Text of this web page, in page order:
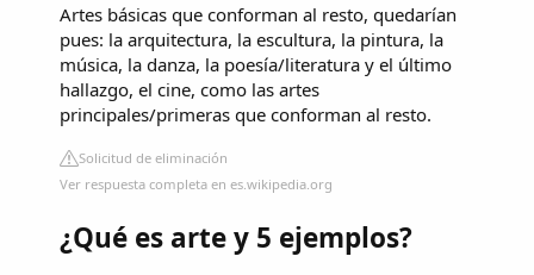
Artes básicas que conforman al resto, quedarían
pues: la arquitectura, la escultura, la pintura, la
música, la danza, la poesía/literatura y el último
hallazgo, el cine, como las artes
principales/primeras que conforman al resto.
Solicitud de eliminación
Ver respuesta completa en es.wikipedia.org
¿Qué es arte y 5 ejemplos?